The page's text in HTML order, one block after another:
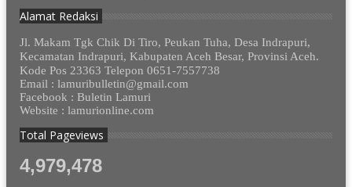
Alamat Redaksi
Jl. Makam Tgk Chik Di Tiro, Peukan Tuha, Desa Indrapuri,
Kecamatan Indrapuri, Kabupaten Aceh Besar, Provinsi Aceh.
Kode Pos 23363 Telepon 0651-7557738
Email : lamuribulletin@gmail.com
Facebook : Buletin Lamuri
Website : lamurionline.com
Total Pageviews
4,979,478